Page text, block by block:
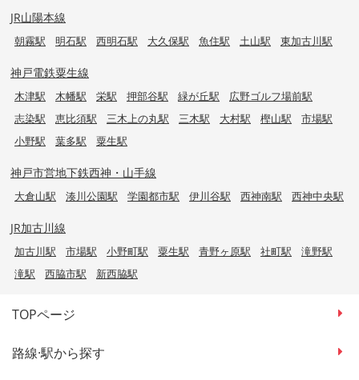
JR山陽本線
朝霧駅 明石駅 西明石駅 大久保駅 魚住駅 土山駅 東加古川駅
神戸電鉄粟生線
木津駅 木幡駅 栄駅 押部谷駅 緑が丘駅
広野ゴルフ場前駅
志染駅
恵比須駅 三木上の丸駅 三木駅 大村駅 樫山駅
市場駅
小野駅
葉多駅 粟生駅
神戸市営地下鉄西神・山手線
大倉山駅 湊川公園駅 学園都市駅 伊川谷駅 西神南駅 西神中央駅
JR加古川線
加古川駅 市場駅 小野町駅 粟生駅 青野ヶ原駅 社町駅
滝野駅
滝駅
西脇市駅 新西脇駅
TOPページ
路線·駅から探す